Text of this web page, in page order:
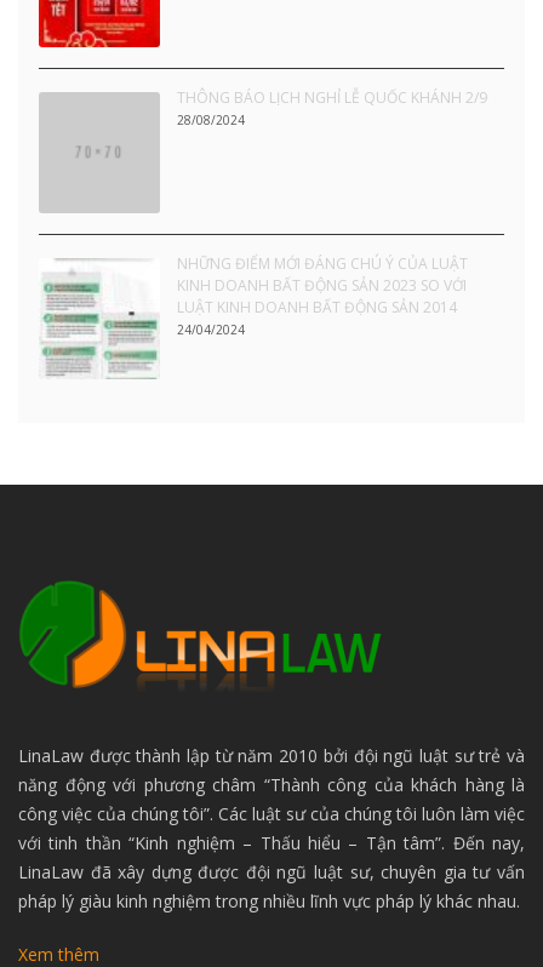
THÔNG BÁO LỊCH NGHỈ LỄ QUỐC KHÁNH 2/9
28/08/2024
NHỮNG ĐIỂM MỚI ĐÁNG CHÚ Ý CỦA LUẬT
KINH DOANH BẤT ĐỘNG SẢN 2023 SO VỚI
LUẬT KINH DOANH BẤT ĐỘNG SẢN 2014
24/04/2024
LinaLaw được thành lập từ năm 2010 bởi đội ngũ luật sư trẻ và
năng động với phương châm “Thành công của khách hàng là
công việc của chúng tôi”. Các luật sư của chúng tôi luôn làm việc
với tinh thần “Kinh nghiệm – Thấu hiểu – Tận tâm”. Đến nay,
LinaLaw đã xây dựng được đội ngũ luật sư, chuyên gia tư vấn
pháp lý giàu kinh nghiệm trong nhiều lĩnh vực pháp lý khác nhau.
Xem thêm